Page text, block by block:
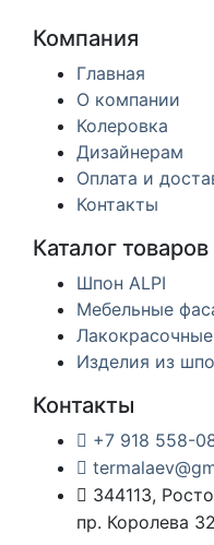
Компания
Главная
О компании
Колеровка
Дизайнерам
Оплата и
Контакты
Каталог товаров
Шпон ALPI
Мебельные
Изделия из
Контакты
+7 918 558-
344113,
пр. Королева